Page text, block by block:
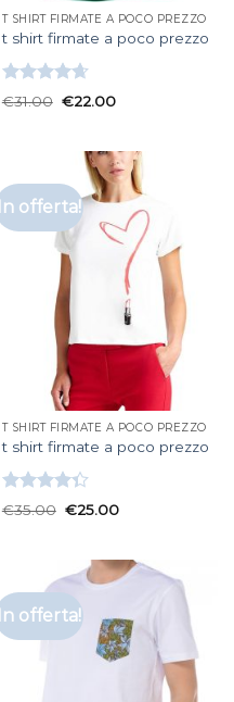
T SHIRT FIRMATE A POCO PREZZO
t shirt firmate a poco prezzo
Valutato
€31.00 €22.00
In offerta!
T SHIRT FIRMATE A POCO PREZZO
t shirt firmate a poco prezzo
Valutato
€35.00 €25.00
In offerta!